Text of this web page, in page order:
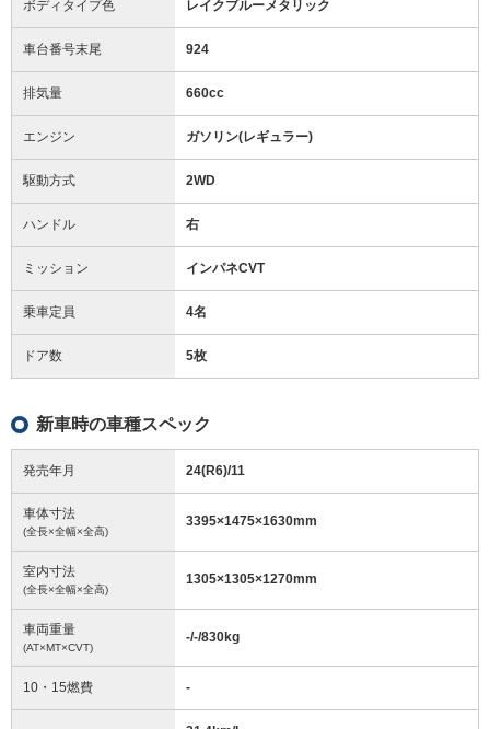
ボディタイプ色 レイクブルーメタリック
車台番号末尾 924
排気量 660cc
エンジン ガソリン(レギュラー)
駆動方式 2WD
ハンドル 右
ミッション インパネCVT
乗車定員 4名
ドア数 5枚
新車時の車種スペック
発売年月 24(R6)/11
車体寸法
(全長×全幅×全高)
3395×1475×1630mm
室内寸法
(全長×全幅×全高)
1305×1305×1270mm
車両重量
(AT×MT×CVT)
-/-/830kg
10・15燃費 -